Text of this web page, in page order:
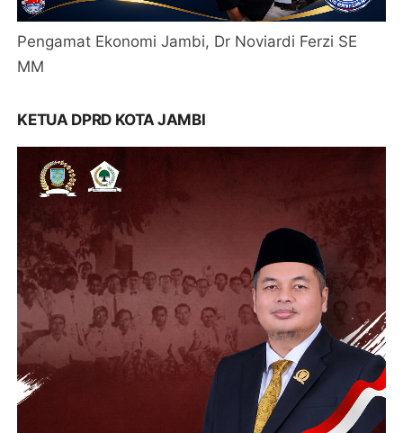
Pengamat Ekonomi Jambi, Dr Noviardi Ferzi SE
MM
KETUA DPRD KOTA JAMBI